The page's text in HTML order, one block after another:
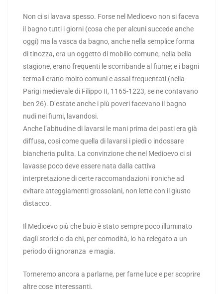
Non ci si lavava spesso. Forse nel Medioevo non si faceva
il bagno tutti i giorni (cosa che per alcuni succede anche
oggi) ma la vasca da bagno, anche nella semplice forma
di tinozza, era un oggetto di mobilio comune; nella bella
stagione, erano frequenti le scorribande al fiume; e i bagni
termali erano molto comuni e assai frequentati (nella
Parigi medievale di Filippo II, 1165-1223, se ne contavano
ben 26). D’estate anche i più poveri facevano il bagno
nudi nei fiumi, lavandosi.
Anche l’abitudine di lavarsi le mani prima dei pasti era già
diffusa, così come quella di lavarsi i piedi o indossare
biancheria pulita. La convinzione che nel Medioevo ci si
lavasse poco deve essere nata dalla cattiva
interpretazione di certe raccomandazioni ironiche ad
evitare atteggiamenti grossolani, non lette con il giusto
distacco.
Il Medioevo più che buio è stato sempre poco illuminato
dagli storici o da chi, per comodità, lo ha relegato a un
periodo di ignoranza e magia.
Torneremo ancora a parlarne, per farne luce e per scoprire
altre cose interessanti.